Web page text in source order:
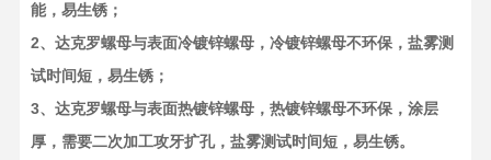
能，易生锈；
2、达克罗螺母与表面冷镀锌螺母，冷镀锌螺母不环保，盐雾测
试时间短，易生锈；
3、达克罗螺母与表面热镀锌螺母，热镀锌螺母不环保，涂层
厚，需要二次加工攻牙扩孔，盐雾测试时间短，易生锈。